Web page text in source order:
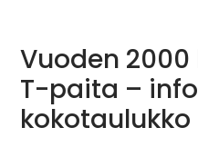
Vuoden
T-paita –
kokotaulukko